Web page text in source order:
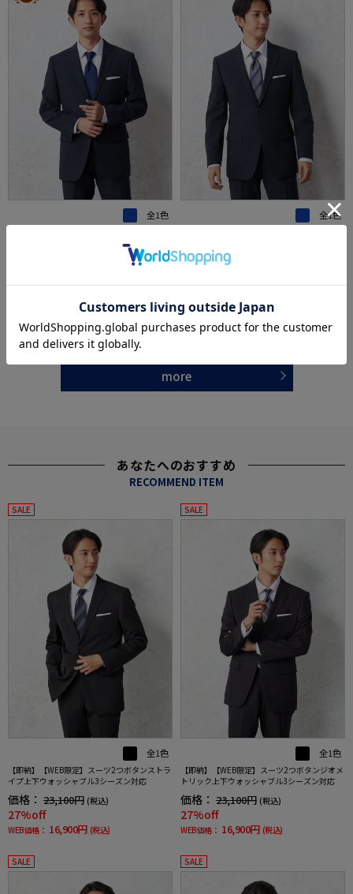
全1色
ツ2つボタン上下ウォッシャブルネイビースト
13,900円
★2着で22,000円対象！
全1色
3シーズン対応
価格：23,100円
13,900円
★2着で22,000円対象！
more
あなたへのおすすめ
RECOMMEND ITEM
SALE
全1色
【即納】【WEB限定】スーツ2つボタンストラ
イプ上下ウォッシャブル3シーズン対応
価格： 23,100円 (税込)
27%off
WEB価格： 16,900円 (税込)
SALE
全1色
【即納】【WEB限定】スーツ2つボタンジオメ
トリック上下ウォッシャブル3シーズン対応
価格： 23,100円 (税込)
27%off
WEB価格： 16,900円 (税込)
SALE SALE